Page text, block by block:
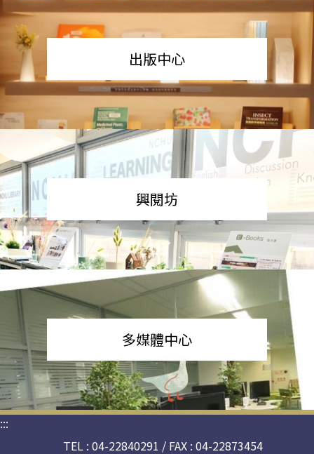
出版中心
興閱坊
多媒體中心
:::
TEL : 04-22840291 / FAX : 04-22873454